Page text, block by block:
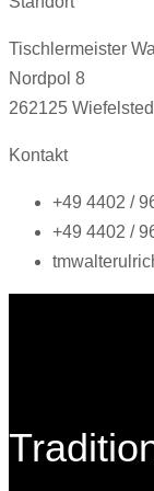
Tischlermeister
Nordpol 8
262125
Kontakt
+49 4402 /
+49 4402 /